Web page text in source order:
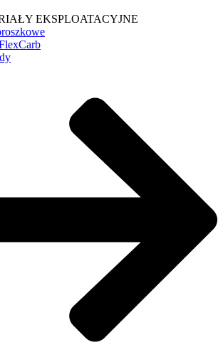
EKSPLOATACYJNE